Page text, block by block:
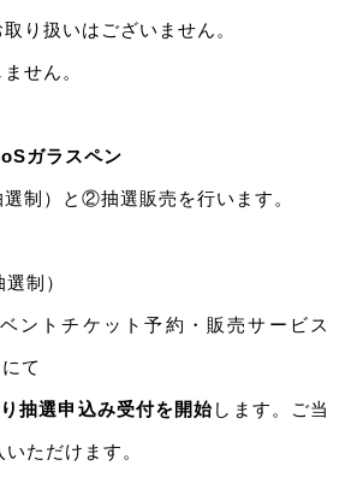
り扱いはございません。
せん。
ガラスペン
制）と②抽選販売を⾏います。
制）
ントチケット予約・販売サービス
て
抽選申込み受付を開始 します。ご当
ただけます。